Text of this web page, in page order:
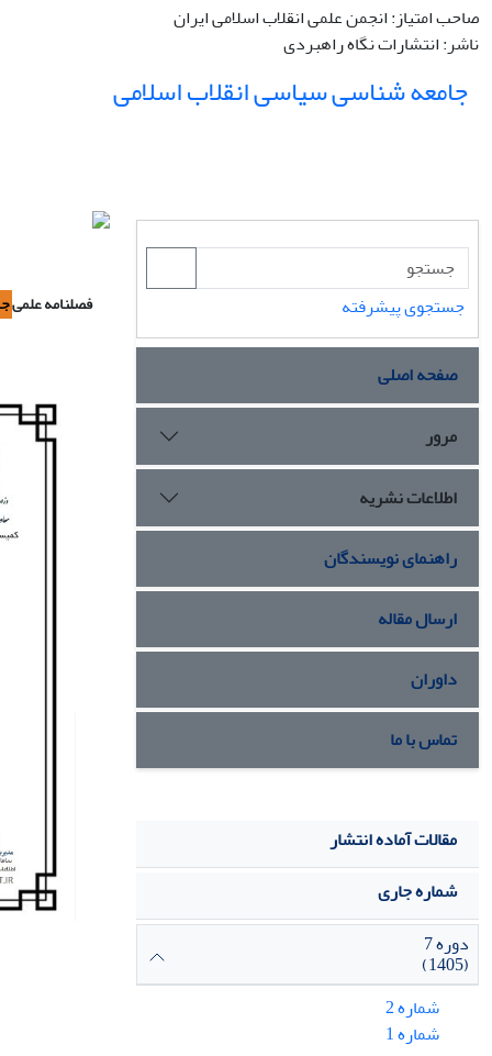
صاحب امتیاز: انجمن علمی انقلاب اسلامی ایران
ناشر: انتشارات نگاه راهبردی
جامعه شناسی سیاسی انقلاب اسلامی
جستجوی پیشرفته
صفحه اصلی
مرور
اطلاعات نشریه
راهنمای نویسندگان
ارسال مقاله
داوران
تماس با ما
مقالات آماده انتشار
شماره جاری
دوره 7
(1405)
شماره 2
شماره 1
فصلنامه علمی